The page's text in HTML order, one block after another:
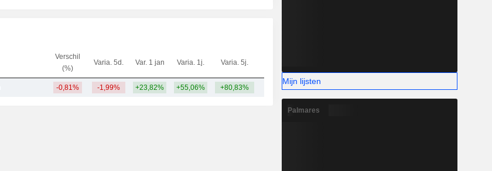
Verschil
(%)
Varia. 5d. Var. 1 jan Varia. 1j. Varia. 5j.
-0,81% -1,99% +23,82% +55,06% +80,83% 45,93 mld.
Mijn lijsten
Palmares